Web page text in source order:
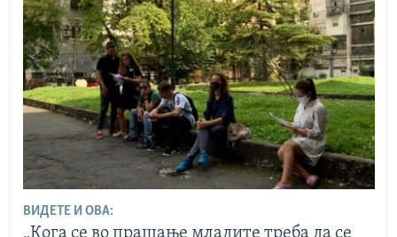
ВИДЕТЕ И ОВА:
„Кога се во прашање младите треба да се